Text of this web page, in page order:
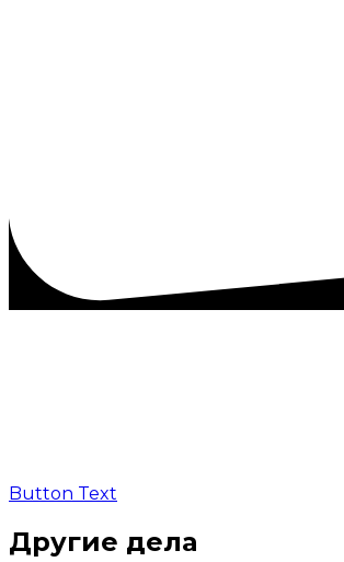
Button Text
Другие дела